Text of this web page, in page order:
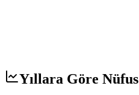
Yıllara Göre Nüfus